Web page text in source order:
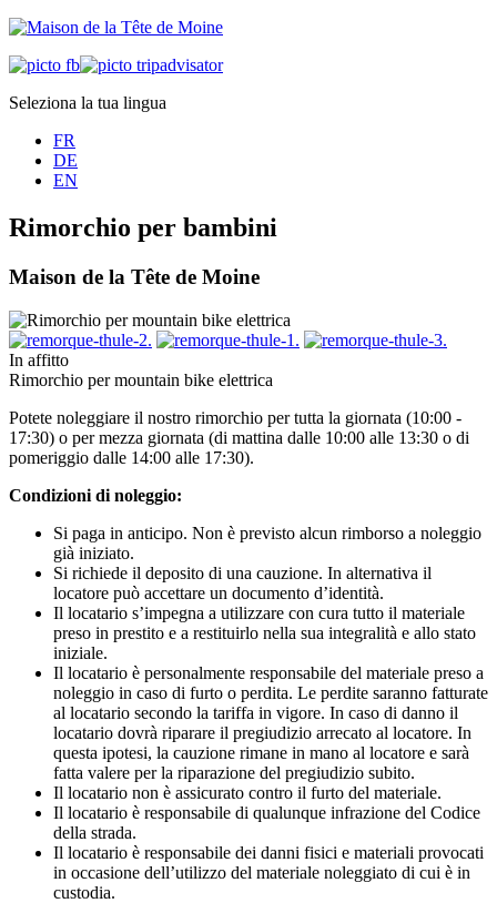
Seleziona la tua lingua
FR
DE
EN
Rimorchio per bambini
Maison de la Tête de Moine
In affitto
Rimorchio per mountain bike elettrica
Potete noleggiare il nostro rimorchio per tutta la giornata (10:00 -
17:30) o per mezza giornata (di mattina dalle 10:00 alle 13:30 o di
pomeriggio dalle 14:00 alle 17:30).
Condizioni di noleggio:
Si paga in anticipo. Non è previsto alcun rimborso a noleggio
già iniziato.
Si richiede il deposito di una cauzione. In alternativa il
locatore può accettare un documento d’identità.
Il locatario s’impegna a utilizzare con cura tutto il materiale
preso in prestito e a restituirlo nella sua integralità e allo stato
iniziale.
Il locatario è personalmente responsabile del materiale preso a
noleggio in caso di furto o perdita. Le perdite saranno fatturate
al locatario secondo la tariffa in vigore. In caso di danno il
locatario dovrà riparare il pregiudizio arrecato al locatore. In
questa ipotesi, la cauzione rimane in mano al locatore e sarà
fatta valere per la riparazione del pregiudizio subito.
Il locatario non è assicurato contro il furto del materiale.
Il locatario è responsabile di qualunque infrazione del Codice
della strada.
Il locatario è responsabile dei danni fisici e materiali provocati
in occasione dell’utilizzo del materiale noleggiato di cui è in
custodia.